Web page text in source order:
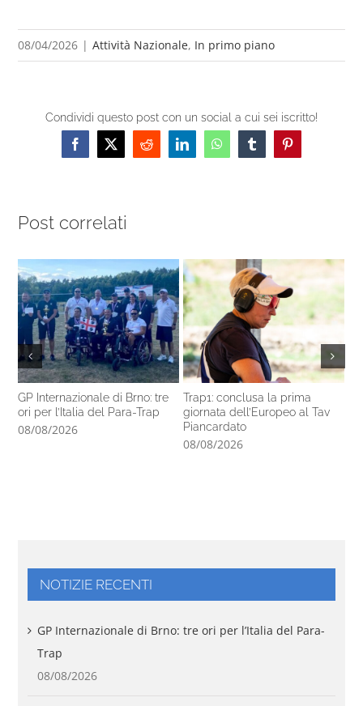
08/04/2026 | Attività Nazionale, In primo piano
Condividi questo post con un social a cui sei iscritto!
Facebook
X RedditLinkedInWhatsAppTumblrPinterest
Post correlati
GP Internazionale di Brno: tre
ori per l’Italia del Para-Trap
08/08/2026
Trap1: conclusa la prima
giornata dell’Europeo al Tav
Piancardato
08/08/2026
NOTIZIE RECENTI
GP Internazionale di Brno: tre ori per l’Italia del Para-
Trap
08/08/2026